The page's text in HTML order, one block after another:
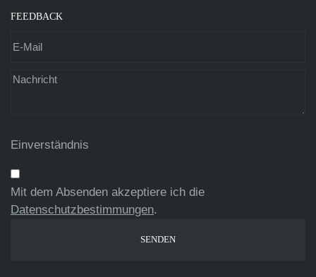
FEEDBACK
Einverständnis
Mit dem Absenden akzeptiere ich die
Datenschutzbestimmungen.